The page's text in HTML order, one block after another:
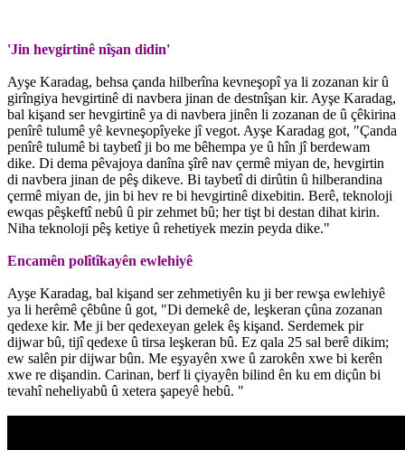
'Jin hevgirtinê nîşan didin'
Ayşe Karadag, behsa çanda hilberîna kevneşopî ya li zozanan kir û
girîngiya hevgirtinê di navbera jinan de destnîşan kir. Ayşe Karadag,
bal kişand ser hevgirtinê ya di navbera jinên li zozanan de û çêkirina
penîrê tulumê yê kevneşopîyeke jî vegot. Ayşe Karadag got, "Çanda
penîrê tulumê bi taybetî ji bo me bêhempa ye û hîn jî berdewam
dike. Di dema pêvajoya danîna şîrê nav çermê miyan de, hevgirtin
di navbera jinan de pêş dikeve. Bi taybetî di dirûtin û hilberandina
çermê miyan de, jin bi hev re bi hevgirtinê dixebitin. Berê, teknoloji
ewqas pêşkeftî nebû û pir zehmet bû; her tişt bi destan dihat kirin.
Niha teknoloji pêş ketiye û rehetiyek mezin peyda dike."
Encamên polîtîkayên ewlehiyê
Ayşe Karadag, bal kişand ser zehmetiyên ku ji ber rewşa ewlehiyê
ya li herêmê çêbûne û got, "Di demekê de, leşkeran çûna zozanan
qedexe kir. Me ji ber qedexeyan gelek êş kişand. Serdemek pir
dijwar bû, tijî qedexe û tirsa leşkeran bû. Ez qala 25 sal berê dikim;
ew salên pir dijwar bûn. Me eşyayên xwe û zarokên xwe bi kerên
xwe re dişandin. Carinan, berf li çiyayên bilind ên ku em diçûn bi
tevahî neheliyabû û xetera şapeyê hebû. "